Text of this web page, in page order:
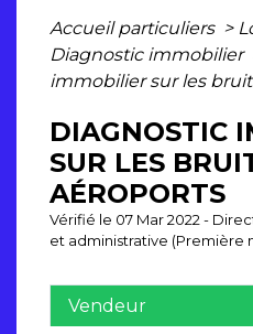
Accueil particuliers >
Diagnostic immobilier
immobilier sur les
DIAGNOSTIC
SUR LES
AÉROPORTS
Vérifié le 07 Mar 2022 -
et administrative (Première
Vendeur